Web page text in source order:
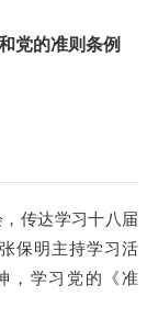
党的准则条例
传达学习十八届
保明主持学习活
，学习党的《准